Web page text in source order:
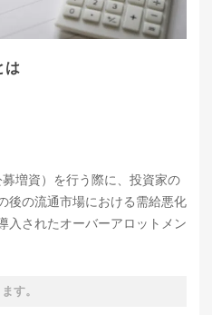
は
募増資）を行う際に、投資家の
後の流通市場における需給悪化
入されたオーバーアロットメン
す。